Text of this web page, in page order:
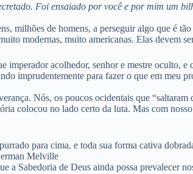
Foi ensaiado por você e por mim um
milhões de homens, a perseguir algo que é
modernas, muito americanas. Elas devem
imperador acolhedor, senhor e mestre oculto,
imprudentemente para fazer o que em
Nós, os poucos ocidentais que
colocou no lado certo da luta. Mas com
para cima, e toda sua forma cativa
Melville
a Sabedoria de Deus ainda possa prevalecer